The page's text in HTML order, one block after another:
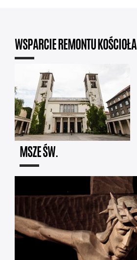
WSPARCIE REMONTU KOŚCIOŁA
MSZE ŚW.